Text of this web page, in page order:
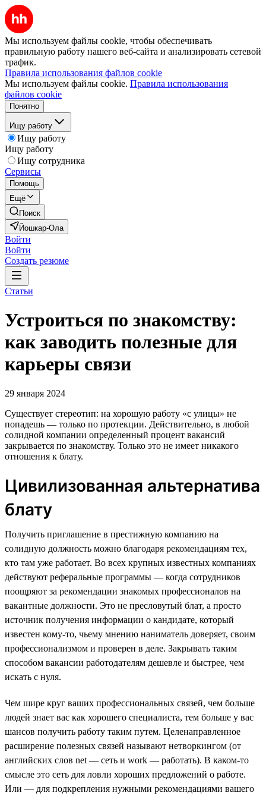
Мы используем файлы cookie, чтобы обеспечивать
правильную работу нашего веб-сайта и анализировать сетевой
трафик.
Правила использования файлов cookie
Мы используем файлы cookie. Правила использования
файлов cookie
Понятно
Ищу работу
Ищу работу
Ищу работу
Ищу сотрудника
Сервисы
Помощь
Ещё
Поиск
Йошкар-Ола
Войти
Войти
Создать резюме
Статьи
Устроиться по знакомству:
как заводить полезные для
карьеры связи
29 января 2024
Существует стереотип: на хорошую работу «с улицы» не
попадешь — только по протекции. Действительно, в любой
солидной компании определенный процент вакансий
закрывается по знакомству. Только это не имеет никакого
отношения к блату.
Цивилизованная альтернатива
блату
Получить приглашение в престижную компанию на
солидную должность можно благодаря рекомендациям тех,
кто там уже работает. Во всех крупных известных компаниях
действуют реферальные программы — когда сотрудников
поощряют за рекомендации знакомых профессионалов на
вакантные должности. Это не пресловутый блат, а просто
источник получения информации о кандидате, который
известен кому-то, чьему мнению наниматель доверяет, своим
профессионализмом и проверен в деле. Закрывать таким
способом вакансии работодателям дешевле и быстрее, чем
искать с нуля.
Чем шире круг ваших профессиональных связей, чем больше
людей знает вас как хорошего специалиста, тем больше у вас
шансов получить работу таким путем. Целенаправленное
расширение полезных связей называют нетворкингом (от
английских слов net — сеть и work — работать). В каком-то
смысле это сеть для ловли хороших предложений о работе.
Или — для подкрепления нужными рекомендациями вашего